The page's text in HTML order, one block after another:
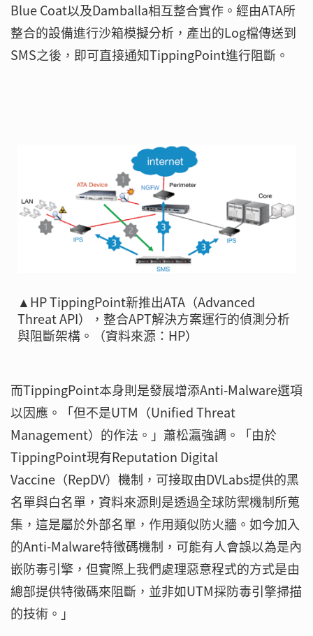
Blue Coat以及Damballa相互整合實作。經由ATA所
整合的設備進行沙箱模擬分析，產出的Log檔傳送到
SMS之後，即可直接通知TippingPoint進行阻斷。
▲HP TippingPoint新推出ATA（Advanced
Threat API），整合APT解決方案運行的偵測分析
與阻斷架構。（資料來源：HP）
而TippingPoint本身則是發展增添Anti-Malware選項
以因應。「但不是UTM（Unified Threat
Management）的作法。」蕭松瀛強調。「由於
TippingPoint現有Reputation Digital
Vaccine（RepDV）機制，可接取由DVLabs提供的黑
名單與白名單，資料來源則是透過全球防禦機制所蒐
集，這是屬於外部名單，作用類似防火牆。如今加入
的Anti-Malware特徵碼機制，可能有人會誤以為是內
嵌防毒引擎，但實際上我們處理惡意程式的方式是由
總部提供特徵碼來阻斷，並非如UTM採防毒引擎掃描
的技術。」